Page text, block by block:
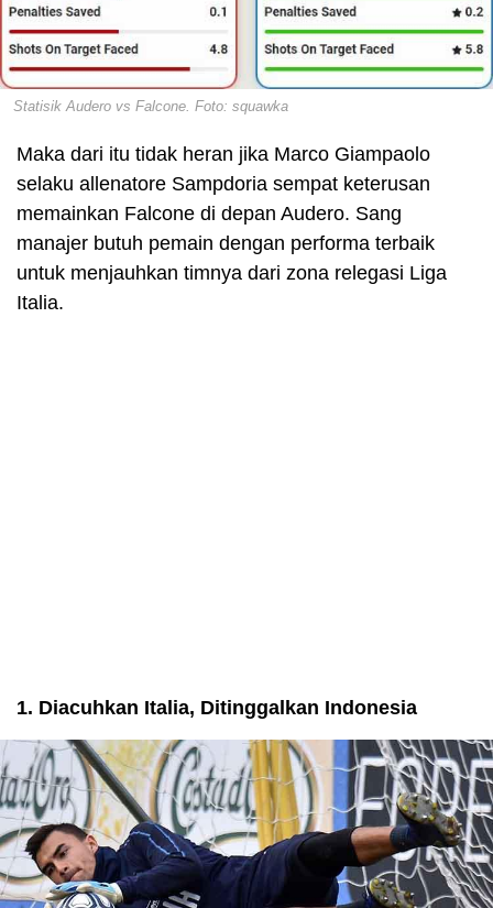
Statisik Audero vs Falcone. Foto: squawka
Maka dari itu tidak heran jika Marco Giampaolo
selaku allenatore Sampdoria sempat keterusan
memainkan Falcone di depan Audero. Sang
manajer butuh pemain dengan performa terbaik
untuk menjauhkan timnya dari zona relegasi Liga
Italia.
1. Diacuhkan Italia, Ditinggalkan Indonesia